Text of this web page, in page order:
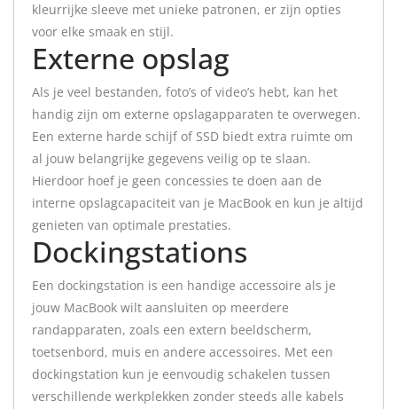
kleurrijke sleeve met unieke patronen, er zijn opties
voor elke smaak en stijl.
Externe opslag
Als je veel bestanden, foto’s of video’s hebt, kan het
handig zijn om externe opslagapparaten te overwegen.
Een externe harde schijf of SSD biedt extra ruimte om
al jouw belangrijke gegevens veilig op te slaan.
Hierdoor hoef je geen concessies te doen aan de
interne opslagcapaciteit van je MacBook en kun je altijd
genieten van optimale prestaties.
Dockingstations
Een dockingstation is een handige accessoire als je
jouw MacBook wilt aansluiten op meerdere
randapparaten, zoals een extern beeldscherm,
toetsenbord, muis en andere accessoires. Met een
dockingstation kun je eenvoudig schakelen tussen
verschillende werkplekken zonder steeds alle kabels